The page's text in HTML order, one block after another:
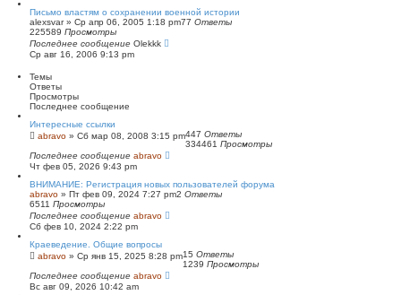
Письмо властям о сохранении военной истории
alexsvar» Ср апр 06, 2005 1:18 pm77 Ответы
225589 Просмотры
Последнее сообщение Olekkk
Ср авг 16, 2006 9:13 pm
Темы
Ответы
Просмотры
Последнее сообщение
Интересные ссылки
abravo » Сб мар 08, 2008 3:15 pm447 Ответы
334461 Просмотры
Последнее сообщение abravo
Чт фев 05, 2026 9:43 pm
ВНИМАНИЕ: Регистрация новых пользователей форума
abravo » Пт фев 09, 2024 7:27 pm2 Ответы
6511 Просмотры
Последнее сообщение abravo
Сб фев 10, 2024 2:22 pm
Краеведение. Общие вопросы
abravo » Ср янв 15, 2025 8:28 pm15 Ответы
1239 Просмотры
Последнее сообщение abravo
Вс авг 09, 2026 10:42 am